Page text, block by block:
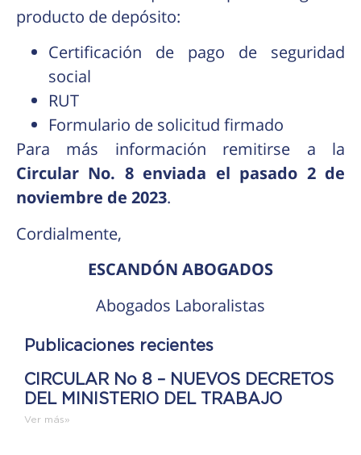
producto de depósito:
Certificación de pago de seguridad
social
RUT
Formulario de solicitud firmado
Para más información remitirse a la
Circular No. 8enviada el pasado 2 de
noviembre de 2023.
Cordialmente,
ESCANDÓN ABOGADOS
Abogados Laboralistas
Publicaciones recientes
CIRCULAR No 8 – NUEVOS DECRETOS
DEL MINISTERIO DEL TRABAJO
Ver más»